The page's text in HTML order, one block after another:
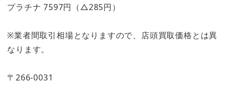
プラチナ 7597円（△285円）
※業者間取引相場となりますので、店頭買取価格とは異
なります。
〒266-0031